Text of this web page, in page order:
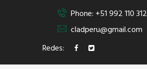
Phone: +51 992 110 312
cladperu@gmail.com
Redes: